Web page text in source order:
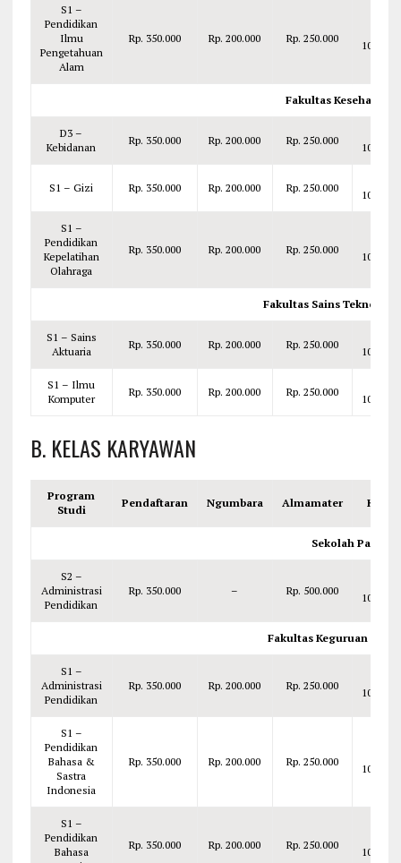
S1 –
Pendidikan
Ilmu
Pengetahuan
Alam
Rp. 350.000 Rp. 200.000 Rp. 250.000
100.000
Fakultas Kesehatan
D3 –
Kebidanan
Rp. 350.000 Rp. 200.000 Rp. 250.000
100.000
S1 – Gizi Rp. 350.000 Rp. 200.000 Rp. 250.000
100.000
S1 –
Pendidikan
Kepelatihan
Olahraga
Rp. 350.000 Rp. 200.000 Rp. 250.000
100.000
Fakultas Sains
S1 – Sains
Aktuaria
Rp. 350.000 Rp. 200.000 Rp. 250.000
100.000
S1 – Ilmu
Komputer
Rp. 350.000 Rp. 200.000 Rp. 250.000
100.000
B. KELAS KARYAWAN
Program
Studi
Pendaftaran Ngumbara Almamater KTM
Sekolah
S2 –
Administrasi
Pendidikan
Rp. 350.000 – Rp. 500.000
100.000
Fakultas Keguruan &
S1 –
Administrasi
Pendidikan
Rp. 350.000 Rp. 200.000 Rp. 250.000
100.000
S1 –
Pendidikan
Bahasa &
Sastra
Indonesia
Rp. 350.000 Rp. 200.000 Rp. 250.000
100.000
S1 –
Pendidikan
Bahasa
Rp. 350.000 Rp. 200.000 Rp. 250.000
100.000